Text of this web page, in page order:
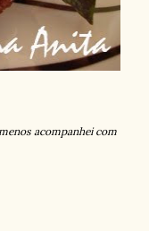
acompanhei com